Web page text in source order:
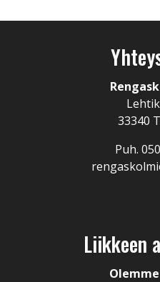
33340
Puh.
Liikkeen